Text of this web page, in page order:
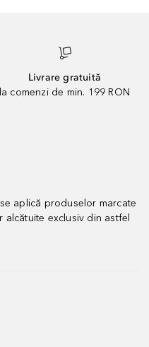
Livrare gratuită
la comenzi de min. 199 RON
aplică produselor marcate
alcătuite exclusiv din astfel